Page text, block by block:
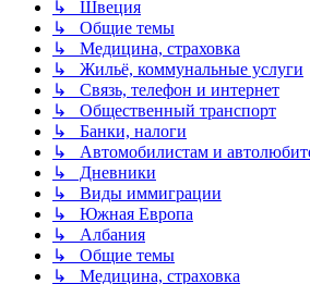
↳ Швеция
↳ Общие темы
↳ Медицина, страховка
↳ Жильё, коммунальные услуги
↳ Связь, телефон и интернет
↳ Общественный транспорт
↳ Банки, налоги
↳ Автомобилистам и
↳ Дневники
↳ Виды иммиграции
↳ Южная Европа
↳ Албания
↳ Общие темы
↳ Медицина, страховка